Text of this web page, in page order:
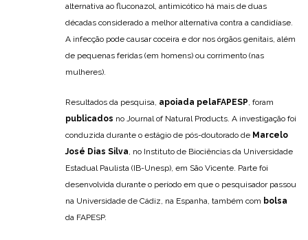
alternativa ao fluconazol, antimicótico há mais de duas
décadas considerado a melhor alternativa contra a candidíase.
A infecção pode causar coceira e dor nos órgãos genitais, além
de pequenas feridas (em homens) ou corrimento (nas
mulheres).
Resultados da pesquisa, apoiada pelaFAPESP , foram
publicados no Journal of Natural Products. A investigação foi
conduzida durante o estágio de pós-doutorado de Marcelo
José Dias Silva , no Instituto de Biociências da Universidade
Estadual Paulista (IB-Unesp), em São Vicente. Parte foi
desenvolvida durante o período em que o pesquisador passou
na Universidade de Cádiz, na Espanha, também com bolsa
da FAPESP.